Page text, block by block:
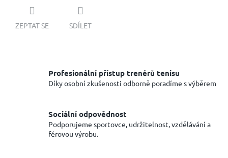
ZEPTAT SE SDÍLET
Profesionální přístup trenérů tenisu
Díky osobní zkušenosti odborně poradíme s výběrem
Sociální odpovědnost
Podporujeme sportovce, udržitelnost, vzdělávání a
férovou výrobu.